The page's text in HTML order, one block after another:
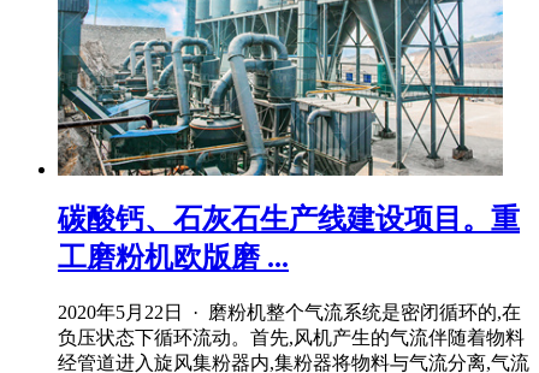
碳酸钙、石灰石生产线建设项目。重
工磨粉机欧版磨 ...
2020年5月22日 · 磨粉机整个气流系统是密闭循环的,在
负压状态下循环流动。首先,风机产生的气流伴随着物料
经管道进入旋风集粉器内,集粉器将物料与气流分离,气流